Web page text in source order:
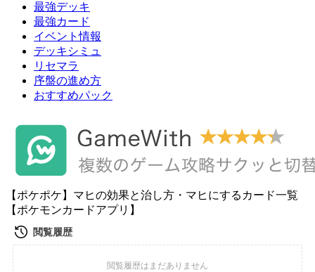
最強デッキ
最強カード
イベント情報
デッキシミュ
リセマラ
序盤の進め方
おすすめパック
【ポケポケ】マヒの効果と治し方・マヒにするカード一覧
【ポケモンカードアプリ】